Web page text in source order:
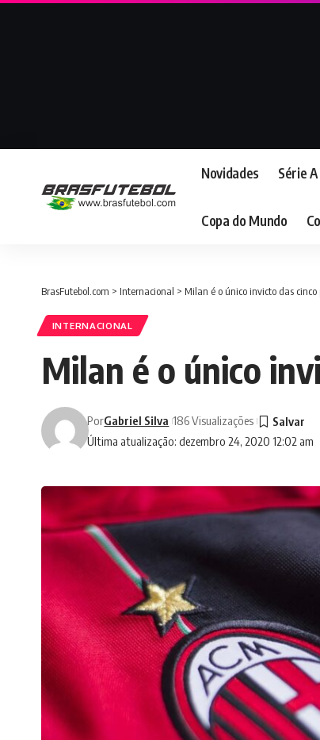
Novidades Série A
Copa do Mundo
BrasFutebol.com > Internacional > Milan é o único invicto das
INTERNACIONAL
Milan é o único
Última atualização: dezembro 24, 2020 12:02 am
PorGabriel Silva 186 Visualizações